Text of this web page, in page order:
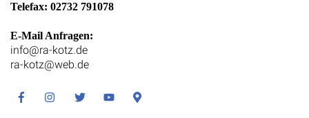
Telefax: 02732 791078
E-Mail Anfragen:
info@ra-kotz.de
ra-kotz@web.de
FacebookInstagramTwitter YoutubeGoogle